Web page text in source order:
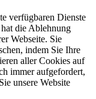
verfügbaren Dienste
die Ablehnung
Webseite. Sie
indem Sie Ihre
aller Cookies auf
immer aufgefordert,
unsere Website